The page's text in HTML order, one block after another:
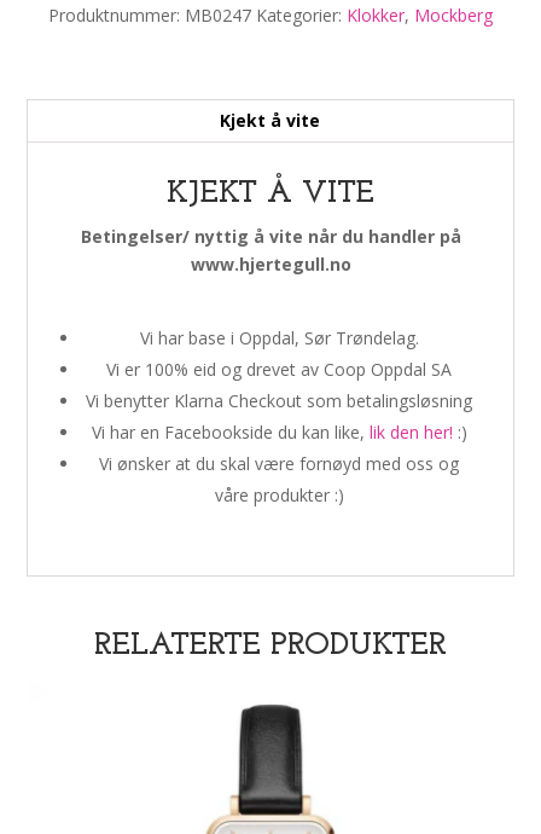
28
Produktnummer: MB0247 Kategorier: Klokker, Mockberg
Kjekt å vite
KJEKT Å VITE
Betingelser/ nyttig å vite når du handler på
www.hjertegull.no
Vi har base i Oppdal, Sør Trøndelag.
Vi er 100% eid og drevet av Coop Oppdal SA
Vi benytter Klarna Checkout som betalingsløsning
Vi har en Facebookside du kan like, lik den her! :)
Vi ønsker at du skal være fornøyd med oss og
våre produkter :)
RELATERTE PRODUKTER